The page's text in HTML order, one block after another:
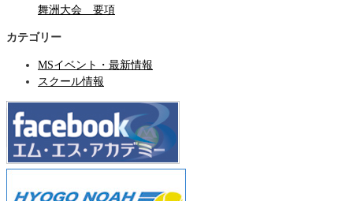
舞洲大会 要項
カテゴリー
MSイベント・最新情報
スクール情報